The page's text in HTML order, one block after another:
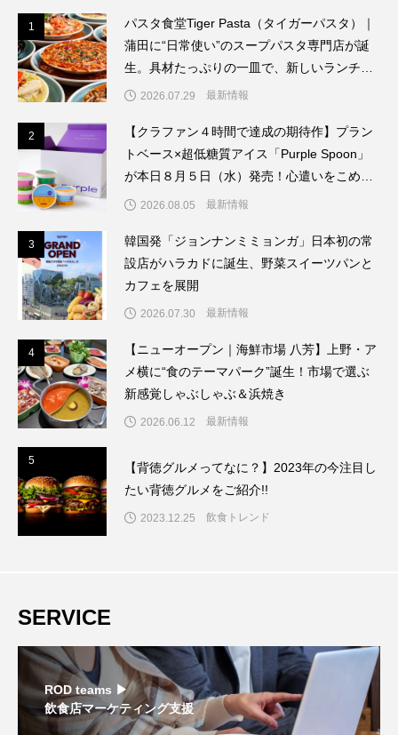
1
パスタ食堂Tiger Pasta（タイガーパスタ）｜
蒲田に“日常使い”のスープパスタ専門店が誕
生。具材たっぷりの一皿で、新しいランチ文
化を提案
2026.07.29 最新情報
2
【クラファン４時間で達成の期待作】プラン
トベース×超低糖質アイス「Purple Spoon」
が本日８月５日（水）発売！心遣いをこめた
新時代のウェルビーイング・ギフト誕生
2026.08.05 最新情報
3
韓国発「ジョンナンミミョンガ」日本初の常
設店がハラカドに誕生、野菜スイーツパンと
カフェを展開
2026.07.30 最新情報
4
【ニューオープン｜海鮮市場 八芳】上野・ア
メ横に“食のテーマパーク”誕生！市場で選ぶ
新感覚しゃぶしゃぶ＆浜焼き
2026.06.12 最新情報
5
【背徳グルメってなに？】2023年の今注目し
たい背徳グルメをご紹介!!
2023.12.25 飲食トレンド
SERVICE
ROD teams ▶︎
飲食店マーケティング支援